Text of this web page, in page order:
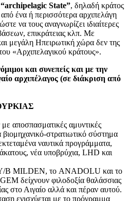
“archipelagic State”, δηλαδή κράτος
ένα ή περισσότερα αρχιπελάγη
να τους αναγνωρίζει ιδιαίτερες
επικράτειας κλπ. Με
μεγάλη Ηπειρωτική χώρα δεν της
«Αρχιπελαγικού κράτους».
και συνεπείς και με την
αρχιπέλαγος (σε διάκριση από
αποσπασματικές αμυντικές
στρατιωτικό σύστημα
ναυτικά προγράμματα,
νέα υποβρύχια, LHD και
Β MILDEN, το ANADOLU και το
δείχνουν φιλοδοξία θαλάσσιας
στο Αιγαίο αλλά και πέραν αυτού.
ενισχύεται με το πρόγραμμα